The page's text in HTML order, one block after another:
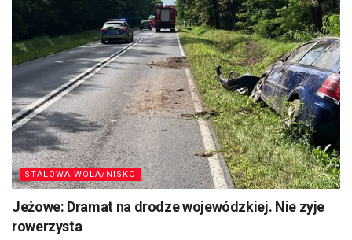
STALOWA WOLA/NISKO
Jeżowe: Dramat na drodze wojewódzkiej. Nie zyje
rowerzysta